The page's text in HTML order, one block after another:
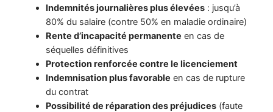
Indemnités journalières plus élevées: jusqu’à
80% du salaire (contre 50% en maladie ordinaire)
Rente d’incapacité permanente en cas de
séquelles définitives
Protection renforcée contre le licenciement
Indemnisation plus favorable en cas de rupture
du contrat
Possibilité de réparation des préjudices(faute